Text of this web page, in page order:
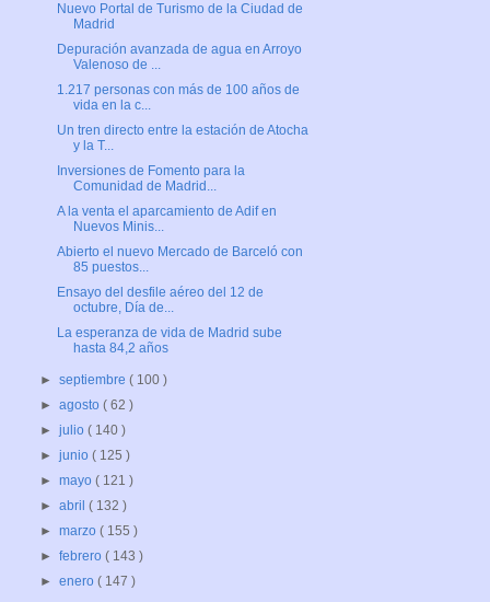
Nuevo Portal de Turismo de la Ciudad de
Madrid
Depuración avanzada de agua en Arroyo
Valenoso de ...
1.217 personas con más de 100 años de
vida en la c...
Un tren directo entre la estación de Atocha
y la T...
Inversiones de Fomento para la
Comunidad de Madrid...
A la venta el aparcamiento de Adif en
Nuevos Minis...
Abierto el nuevo Mercado de Barceló con
85 puestos...
Ensayo del desfile aéreo del 12 de
octubre, Día de...
La esperanza de vida de Madrid sube
hasta 84,2 años
►septiembre( 100 )
►agosto( 62 )
►julio( 140 )
►junio( 125 )
►mayo( 121 )
►abril( 132 )
►marzo( 155 )
►febrero( 143 )
►enero( 147 )